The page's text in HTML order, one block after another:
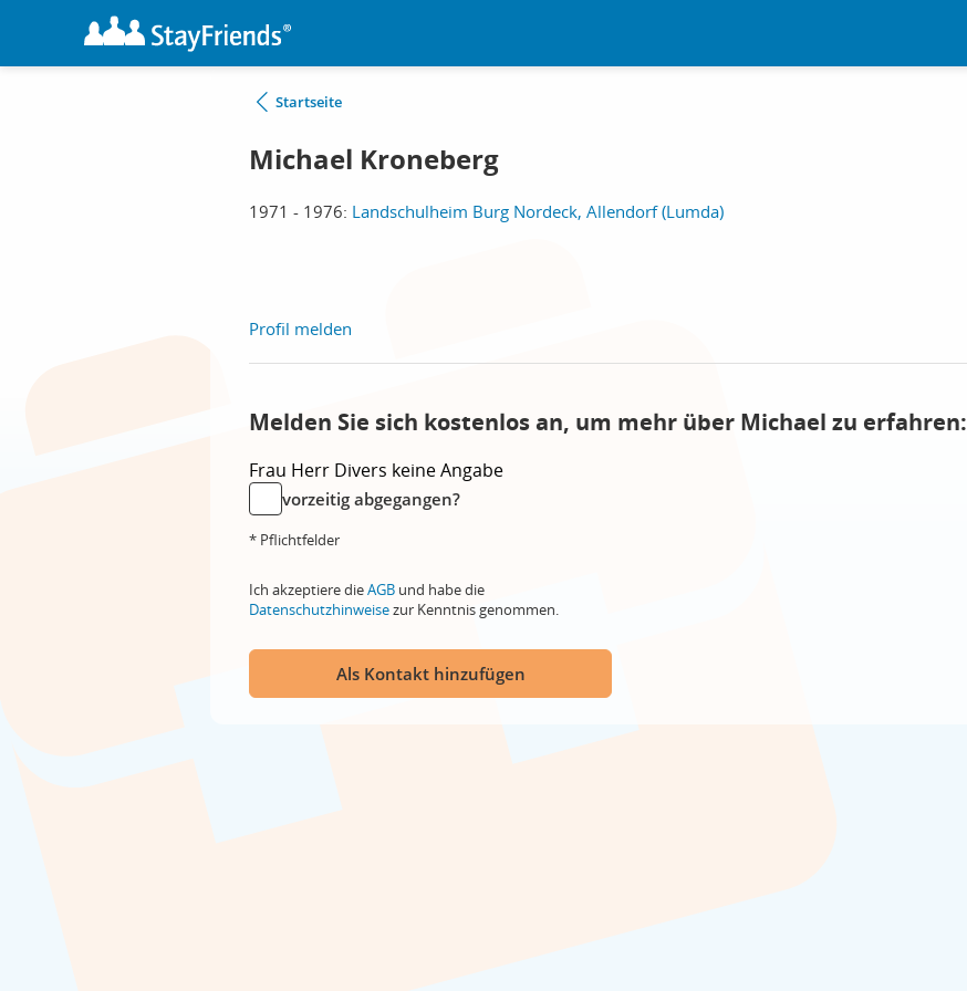
Startseite
Michael Kroneberg
1971 - 1976: Landschulheim Burg Nordeck, Allendorf (Lumda)
Profil melden
Melden Sie sich kostenlos an, um mehr über Michael zu erfahren:
Frau Herr Divers keine Angabe
vorzeitig abgegangen?
* Pflichtfelder
Ich akzeptiere dieAGB und habe die
Datenschutzhinweisezur Kenntnis genommen.
Als Kontakt hinzufügen